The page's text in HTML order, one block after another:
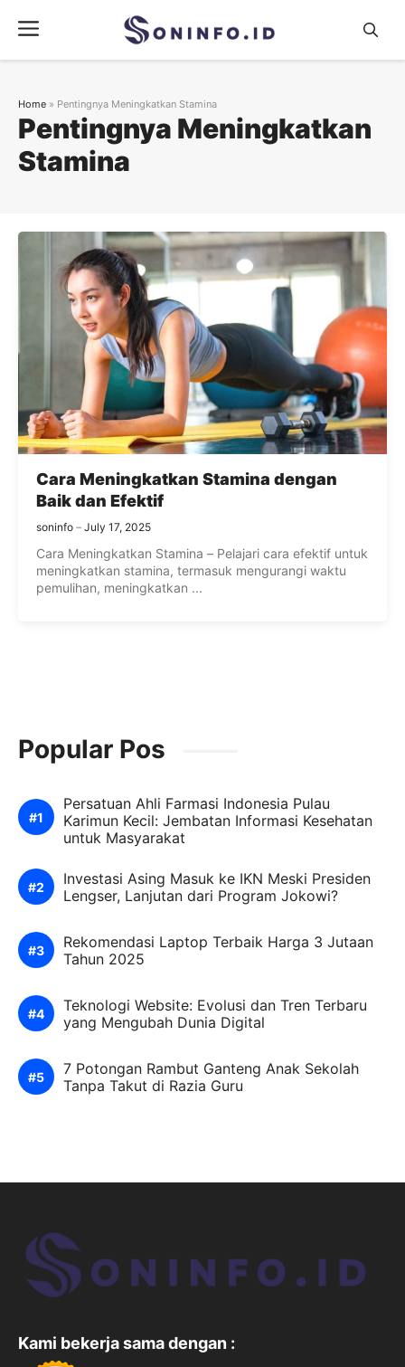
content
Menu
Pentingnya Meningkatkan
Stamina
Home » Pentingnya Meningkatkan Stamina
Cara Meningkatkan Stamina dengan
Baik dan Efektif
soninfo July 17, 2025
Cara Meningkatkan Stamina – Pelajari cara efektif untuk
meningkatkan stamina, termasuk mengurangi waktu
pemulihan, meningkatkan ...
Popular Pos
Persatuan Ahli Farmasi Indonesia Pulau
Karimun Kecil: Jembatan Informasi Kesehatan
untuk Masyarakat
Investasi Asing Masuk ke IKN Meski Presiden
Lengser, Lanjutan dari Program Jokowi?
Rekomendasi Laptop Terbaik Harga 3 Jutaan
Tahun 2025
Teknologi Website: Evolusi dan Tren Terbaru
yang Mengubah Dunia Digital
7 Potongan Rambut Ganteng Anak Sekolah
Tanpa Takut di Razia Guru
Kami bekerja sama dengan :